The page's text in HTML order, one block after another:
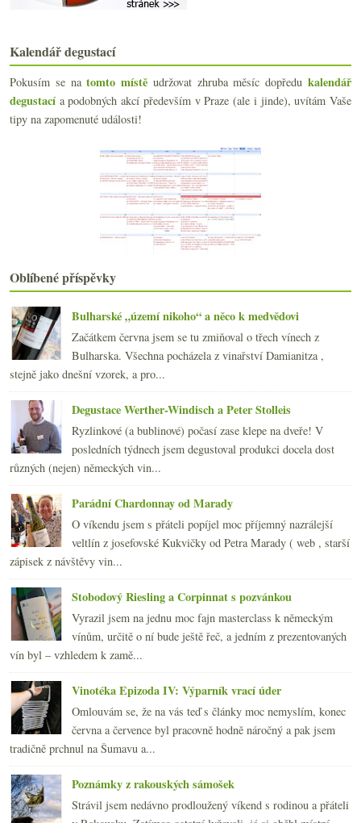
5x Chardonnay & (vs.) Riesling
Hrabal Brut aneb jarní bublinky
„...myslíme si, že nastal čas změnit naše vinařství“
Gril, ředkvičky, veltlíny, ryzlinky… jaro :o)
Vé Osmička slavnostně…
Designová chladnička na jednu láhev…
Anakena Sauvignon Blanc 2007
Frankovka 2006 od Michlovského
Víno nebo domeček?
Vinná fotosoutěž – hlasování
Výsledky ankety „Z klasických pálenek si nejraději...
Tramín za šest pětek
Nepijte, zblbnete…
Gourmet Guide po vlakových nádrážích
Ochutnávka „sudových“ Bordeaux 2007
Večeře s Jean-Philippem Janoueixem a jeho víny
Bořetice, Terasy a výběrové Rulandské modré
En Primeur Bordeaux 2007 – bez velkého nadšení
Svatovavřinecký Koráb ročníku 2006
Odhánět splín ročníkem 2004
K nedělnímu obědu… višňák!
►března(19)
►února(24)
►ledna
►2007(108)
Kalendář degustací
Pokusím se natomto místě udržovat zhruba měsíc dopředukalendář
degustacía podobných akcí především v Praze (ale i jinde), uvítám Vaše
tipy na zapomenuté události!
Oblíbené příspěvky
Bulharské „území nikoho“ a něco k medvědovi
Začátkem června jsem se tu zmiňoval o třech vínech z
Bulharska. Všechna pocházela z vinařství Damianitza ,
stejně jako dnešní vzorek, a pro...
Degustace Werther-Windisch a Peter Stolleis
Ryzlinkové (a bublinové) počasí zase klepe na dveře! V
posledních týdnech jsem degustoval produkci docela dost
různých (nejen) německých vin...
Parádní Chardonnay od Marady
O víkendu jsem s přáteli popíjel moc příjemný nazrálejší
veltlín z josefovské Kukvičky od Petra Marady ( web , starší
zápisek z návštěvy vin...
Stobodový Riesling a Corpinnat s pozvánkou
Vyrazil jsem na jednu moc fajn masterclass k německým
vínům, určitě o ní bude ještě řeč, a jedním z prezentovaných
vín byl – vzhledem k zamě...
Vinotéka Epizoda IV: Výparník vrací úder
Omlouvám se, že na vás teď s články moc nemyslím, konec
června a července byl pracovně hodně náročný a pak jsem
tradičně prchnul na Šumavu a...
Poznámky z rakouských sámošek
Strávil jsem nedávno prodloužený víkend s rodinou a přáteli